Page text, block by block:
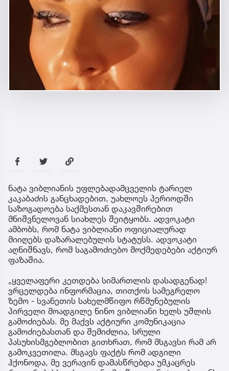
ნატა ვიბლიანის უფლებადამცველის ტარიელ
კაკაბაძის განცხადებით, უახლოეს პერიოდში
საზოგადოება საქმესთან დაკავშირებით
მნიშვნელოვან სიახლეს შეიტყობს. ადვოკატი
ამბობს, რომ ნატა ვიბლიანი ოფიციალურად
მიიღებს დაზარალებულის სტატუსს. ადვოკატი
აღნიშნავს, რომ საგამოძიებო მოქმედებები აქტიურ
ფაზაშია.
„ყველაფერი კეთდება სიმართლის დასადგენად!
ვრცელდება ინფორმაცია, თითქოს სამეგრელო
ზემო - სვანეთის სახელმწიფო რწმუნებულის
პირველი მოადგილე ნინო ვიბლიანი ხელს უშლის
გამოძიებას. მე მაქვს აქტიური კომუნიკაცია
გამოძიებასთან და შემიძლია, სრული
პასუხისმგებლობით გითხრათ, რომ მსგავსი რამ არ
გამოკვეთილა. მსგავს ფაქტს რომ ადგილი
ჰქონოდა, მე ვერავინ დამასწრებდა უმკაცრეს